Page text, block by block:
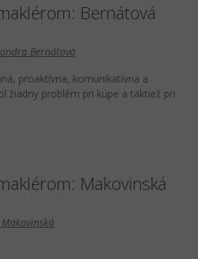
Bernátová
Bernátová
proaktívna, komunikatívna a
žiadny problém pri kúpe a taktiež pri
Makovinská